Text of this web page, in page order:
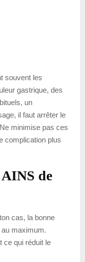
souvent les
gastrique, des
un
il faut arrêter le
minimise pas ces
complication plus
de
cas, la bonne
au maximum.
ce qui réduit le